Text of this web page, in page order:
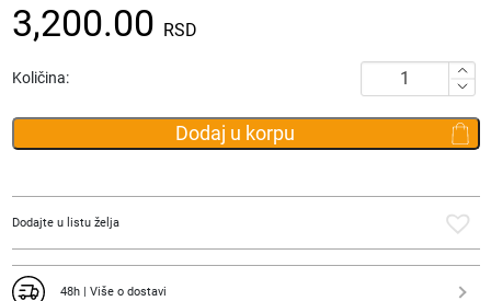
3,200.00 RSD
Količina:
Drvene
Puzle
Jarilo
Dodaj u korpu
Dodajte u listu želja
48h | Više o dostavi